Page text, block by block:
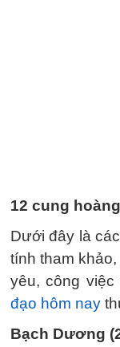
12 cung
Dưới đây là
tính tham
yêu, công
đạo hôm nay
Bạch Dương